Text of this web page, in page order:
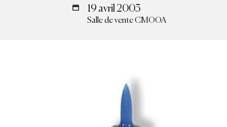
19 avril 2003
Salle de vente CMOOA